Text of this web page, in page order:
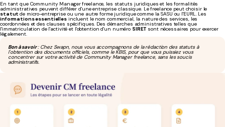
En tant que Community Manager freelance, les statuts juridiques et les formalités
administratives peuvent différer d'une entreprise classique. Le freelance peut choisir le
statutde micro-entreprise ou une autre forme juridique comme la SASU ou l'EURL. Les
informations essentielles incluent le nom commercial, la nature des services, les
coordonnées et des clauses spécifiques. Des démarches administratives telles que
l'immatriculation de l'activité et l'obtention d'un numéro SIRET sont nécessaires pour exercer
légalement.
Bon à savoir: Chez Swapn, nous vous accompagnons de la rédaction des statuts à
l'obtention des documents officiels, comme le KBIS, pour que vous puissiez vous
concentrer sur votre activité de Community Manager freelance, sans les soucis
administratifs.